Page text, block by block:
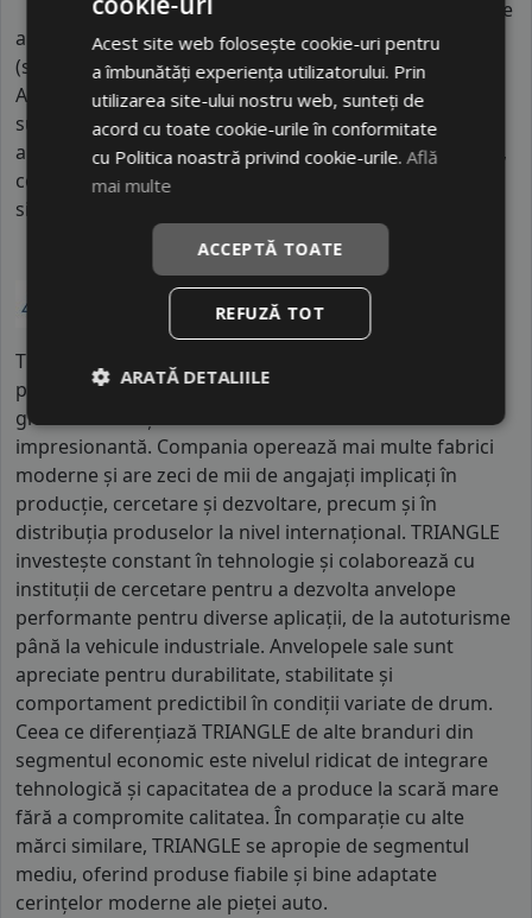
Indicele de aderenta
. Acest tip de
anvelope va avea o distanta de franare pe carosabil ud
(strat de apa intre 0.5 mm si 1.5 mm) cu 4 anvelope cu
ABS ruland cu 80 km/h, mai mare decat clasele
superioare. Intre o anvelopa din clasa de franare C si
alta din clasa E este o diferenta de aproximativ 9 metri,
contribuind astfel, la o siguranta mai mare a soferului
si participantilor din trafic.
TRIANGLE este unul dintre cei mai importanți
producători de anvelope din China, cu o prezență
globală solidă și o infrastructură industrială
impresionantă. Compania operează mai multe fabrici
moderne și are zeci de mii de angajați implicați în
producție, cercetare și dezvoltare, precum și în
distribuția produselor la nivel internațional. TRIANGLE
investește constant în tehnologie și colaborează cu
instituții de cercetare pentru a dezvolta anvelope
performante pentru diverse aplicații, de la autoturisme
până la vehicule industriale. Anvelopele sale sunt
apreciate pentru durabilitate, stabilitate și
comportament predictibil în condiții variate de drum.
Ceea ce diferențiază TRIANGLE de alte branduri din
segmentul economic este nivelul ridicat de integrare
tehnologică și capacitatea de a produce la scară mare
fără a compromite calitatea. În comparație cu alte
mărci similare, TRIANGLE se apropie de segmentul
mediu, oferind produse fiabile și bine adaptate
cerințelor moderne ale pieței auto.
Acest site web folosește cookie-uri pentru
a îmbunătăți experiența utilizatorului. Prin
utilizarea site-ului nostru web, sunteți de
acord cu toate cookie-urile în conformitate
cu Politica noastră privind cookie-urile.Află
mai multe
ACCEPTĂ TOATE
REFUZĂ TOT
ARATĂ DETALIILE